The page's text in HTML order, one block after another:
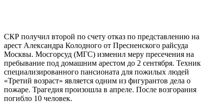
СКР получил второй по счету отказ по представлению на
арест Александра Колодного от Пресненского райсуда
Москвы. Мосгорсуд (МГС) изменил меру пресечения на
пребывание под домашним арестом до 2 сентября. Техник
специализированного пансионата для пожилых людей
«Третий возраст» является одним из фигурантов дела о
пожаре. Трагедия произошла в апреле. После возгорания
погибло 10 человек.